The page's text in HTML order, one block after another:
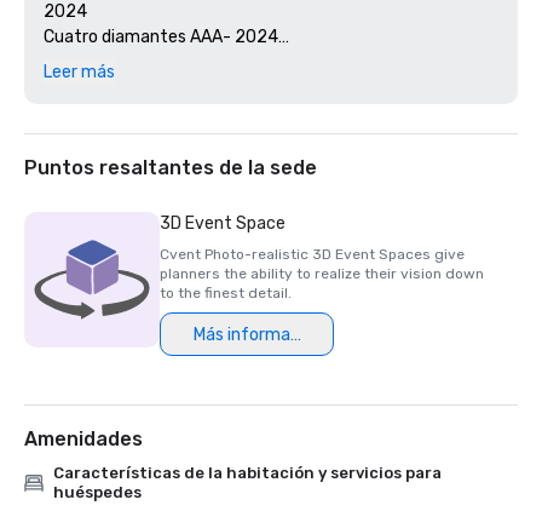
2024
Cuatro diamantes AAA- 2024
Smart Meetings: ganador del premio Platinum Choice en
Certificación Green Key 2025: calificación de 4 teclas
Finalista del premio Northstar Stella 2025, «Mejor
Premio Northstar Stella 2024: Medalla de bronce, «Mejor
hotel/resort»
Premio Northstar Stella 2024: Medalla de bronce, «Mejor
personal de apoyo in situ»
Finalista del premio Northstar Stella 2024, «Mejor espacio
para eventos en hotel/resort»
Leer más
Puntos resaltantes de la sede
3D Event Space
Cvent Photo-realistic 3D Event Spaces give
planners the ability to realize their vision down
to the finest detail.
Más información
Amenidades
Características de la habitación y servicios para
huéspedes